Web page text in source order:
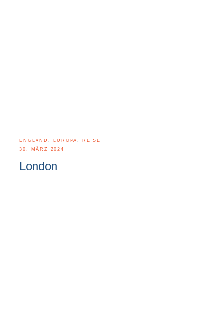
ENGLAND EUROPA
REISE
30. MÄRZ 2024
London